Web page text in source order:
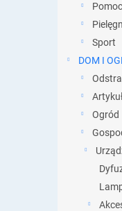
Sport
DOM I
Ogród